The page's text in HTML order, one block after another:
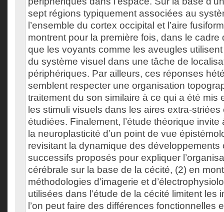
sept régions typiquement associées au
l’ensemble du cortex occipital et l’aire
montrent pour la première fois, dans le cadre
que les voyants comme les aveugles
du système visuel dans une tâche de
périphériques. Par ailleurs, ces réponses
semblent respecter une organisation
traitement du son similaire à ce qui a été mis
les stimuli visuels dans les aires extra-
étudiées. Finalement, l’étude théorique invite
la neuroplasticité d’un point de vue
revisitant la dynamique des développements
successifs proposés pour expliquer
cérébrale sur la base de la cécité, (2) en
méthodologies d’imagerie et
utilisées dans l’étude de la cécité limitent les
l’on peut faire des différences fonctionnelles